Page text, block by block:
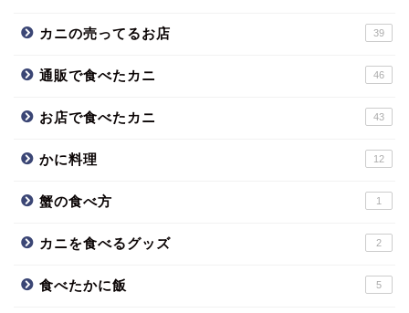
カニの売ってるお店 39
通販で食べたカニ 46
お店で食べたカニ 43
かに料理 12
蟹の食べ方 1
カニを食べるグッズ 2
食べたかに飯 5